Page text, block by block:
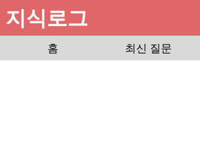
지식로그
홈
최신 질문